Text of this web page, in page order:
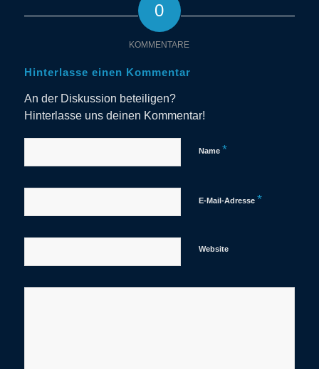
0
KOMMENTARE
Hinterlasse einen Kommentar
An der Diskussion beteiligen?
Hinterlasse uns deinen Kommentar!
Name *
E-Mail-Adresse *
Website